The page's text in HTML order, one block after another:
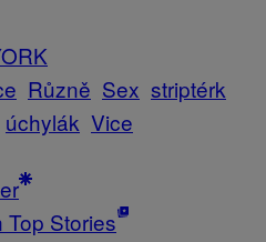
Různě Sex striptérk
úchylák Vice
Top Stories